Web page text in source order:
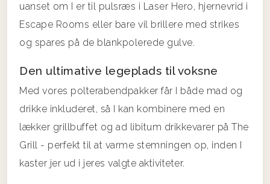
uanset om I er til pulsræs i Laser Hero, hjernevrid i
Escape Rooms eller bare vil brillere med strikes
og spares på de blankpolerede gulve.
Den ultimative legeplads til voksne
Med vores polterabendpakker får I både mad og
drikke inkluderet, så I kan kombinere med en
lækker grillbuffet og ad libitum drikkevarer på The
Grill - perfekt til at varme stemningen op, inden I
kaster jer ud i jeres valgte aktiviteter.